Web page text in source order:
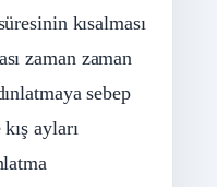
kısalması
zaman zaman
sebep
ayları